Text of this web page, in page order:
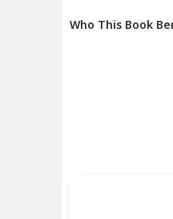
Who This Book